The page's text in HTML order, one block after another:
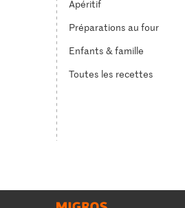
Apéritif
Préparations au four
Enfants & famille
Toutes les recettes